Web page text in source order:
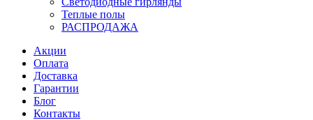
Теплые полы
РАСПРОДАЖА
Акции
Оплата
Доставка
Гарантии
Блог
Контакты